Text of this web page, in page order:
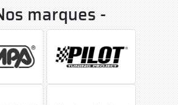
marques -